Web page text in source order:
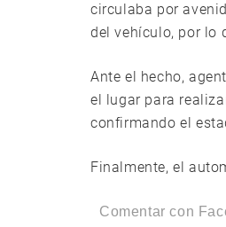
circulaba por
del vehículo, por lo
Ante el hecho,
el lugar para
confirmando el
Finalmente, el
Comentar con